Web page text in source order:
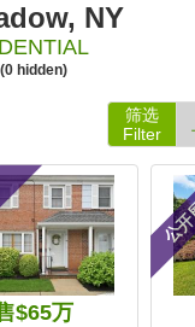
NY
(0 hidden)
筛选
Filter
$65万
公